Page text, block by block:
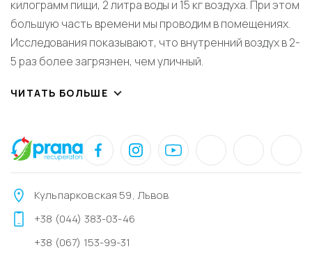
килограмм пищи, 2 литра воды и 15 кг воздуха. При этом
большую часть времени мы проводим в помещениях.
Исследования показывают, что внутренний воздух в 2-
5 раз более загрязнен, чем уличный.
ЧИТАТЬ БОЛЬШЕ
Кульпарковская 59, Львов
+38 (044) 383-03-46
+38 (067) 153-99-31